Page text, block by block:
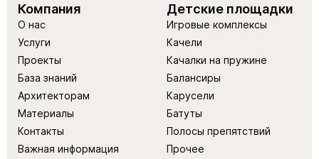
Компания
О нас
Услуги
Проекты
База знаний
Архитекторам
Материалы
Контакты
Важная информация
Детские площадки
Игровые комплексы
Качели
Качалки на пружине
Балансиры
Карусели
Батуты
Полосы препятствий
Прочее